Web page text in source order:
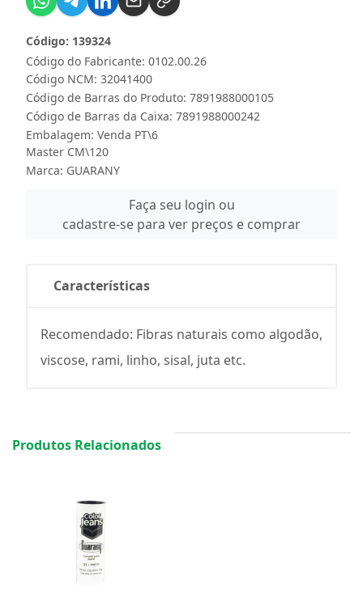
Código do Fabricante: 0102.00.26
Código: 139324
Código NCM: 32041400
Código de Barras do Produto: 7891988000105
Código de Barras da Caixa: 7891988000242
Embalagem: Venda PT\6
Master CM\120
Marca: GUARANY
Faça seu login ou
cadastre-se para ver preços e comprar
Características
Recomendado: Fibras naturais como algodão,
viscose, rami, linho, sisal, juta etc.
Produtos Relacionados